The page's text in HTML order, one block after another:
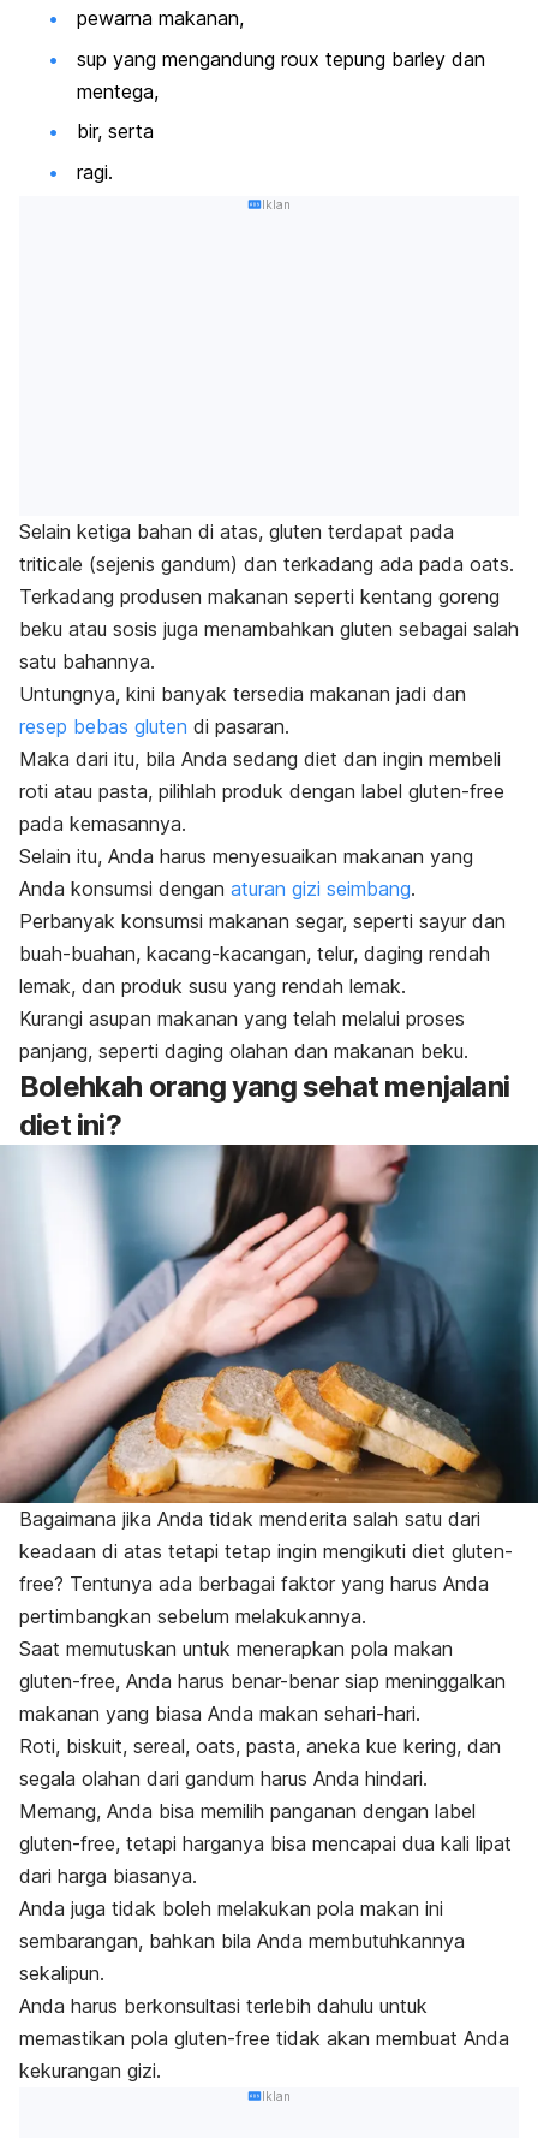
pewarna makanan,
sup yang mengandung roux tepung barley dan
mentega,
bir, serta
ragi.
Iklan
Selain ketiga bahan di atas, gluten terdapat pada
triticale (sejenis gandum) dan terkadang ada pada oats.
Terkadang produsen makanan seperti kentang goreng
beku atau sosis juga menambahkan gluten sebagai salah
satu bahannya.
Untungnya, kini banyak tersedia makanan jadi dan
resep bebas gluten di pasaran.
Maka dari itu, bila Anda sedang diet dan ingin membeli
roti atau pasta, pilihlah produk dengan label gluten-free
pada kemasannya.
Selain itu, Anda harus menyesuaikan makanan yang
Anda konsumsi dengan aturan gizi seimbang.
Perbanyak konsumsi makanan segar, seperti sayur dan
buah-buahan, kacang-kacangan, telur, daging rendah
lemak, dan produk susu yang rendah lemak.
Kurangi asupan makanan yang telah melalui proses
panjang, seperti daging olahan dan makanan beku.
Bolehkah orang yang sehat menjalani
diet ini?
Bagaimana jika Anda tidak menderita salah satu dari
keadaan di atas tetapi tetap ingin mengikuti diet gluten-
free? Tentunya ada berbagai faktor yang harus Anda
pertimbangkan sebelum melakukannya.
Saat memutuskan untuk menerapkan pola makan
gluten-free, Anda harus benar-benar siap meninggalkan
makanan yang biasa Anda makan sehari-hari.
Roti, biskuit, sereal, oats, pasta, aneka kue kering, dan
segala olahan dari gandum harus Anda hindari.
Memang, Anda bisa memilih panganan dengan label
gluten-free, tetapi harganya bisa mencapai dua kali lipat
dari harga biasanya.
Anda juga tidak boleh melakukan pola makan ini
sembarangan, bahkan bila Anda membutuhkannya
sekalipun.
Anda harus berkonsultasi terlebih dahulu untuk
memastikan pola gluten-free tidak akan membuat Anda
kekurangan gizi.
Iklan